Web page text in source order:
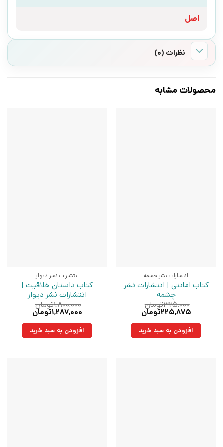
اصل
نظرات (0)
محصولات مشابه
انتشارات نشر چشمه
کتاب امانتی | انتشارات نشر
چشمه
۳۲۵,۰۰۰تومان
قیمت
۳۲۵,۰۰۰تومان
بود.
۲۲۵,۸۷۵تومان
۲۲۵,۸۷۵تومان.افزودن به سبد خرید
انتشارات نشر دیوار
کتاب داستان خلاقیت |
انتشارات نشر دیوار
۱,۸۰۰,۰۰۰تومان
قیمت
۱,۸۰۰,۰۰۰تومان
بود.
۱,۲۸۷,۰۰۰تومان
۱,۲۸۷,۰۰۰تومان.افزودن به سبد خرید